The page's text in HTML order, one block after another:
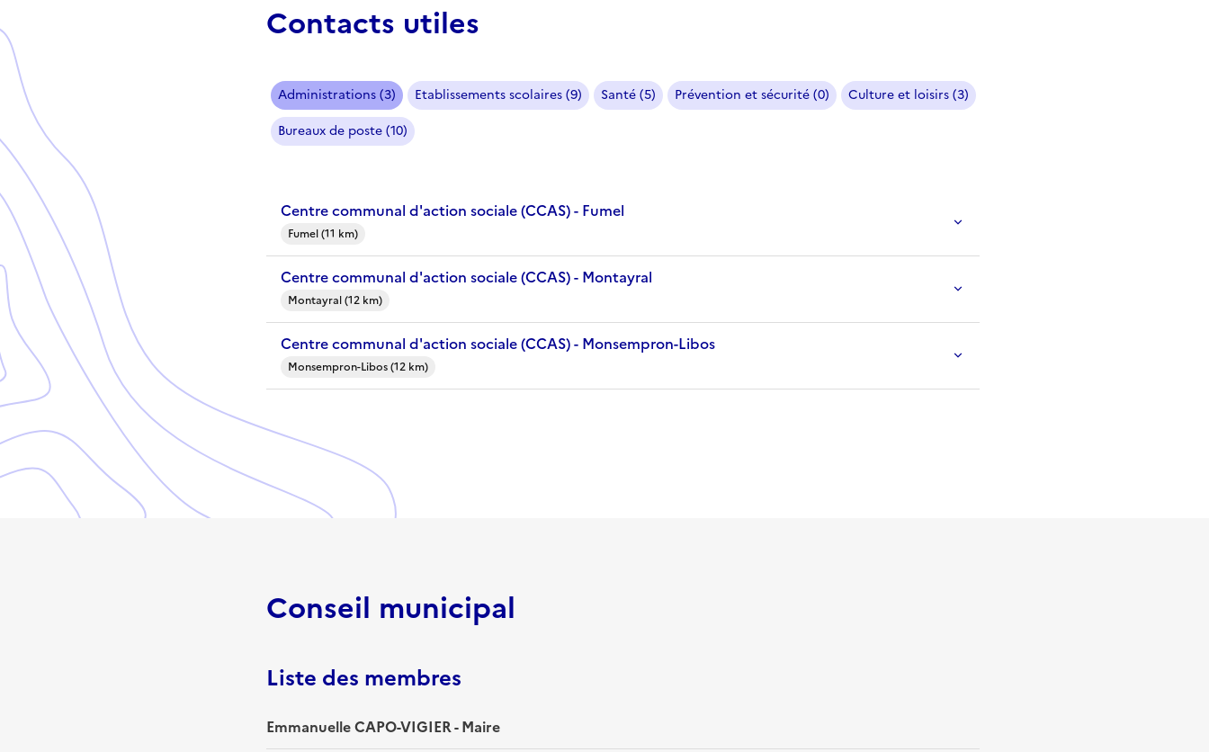
Contacts utiles
Administrations (3) Etablissements scolaires (9) Santé (5) Prévention et sécurité (0)
Culture et loisirs (3)
Bureaux de poste (10)
Centre communal d'action sociale (CCAS) - Fumel
Fumel (11 km)
Centre communal d'action sociale (CCAS) - Montayral
Montayral (12 km)
Centre communal d'action sociale (CCAS) - Monsempron-Libos
Monsempron-Libos (12 km)
Conseil municipal
Liste des membres
Emmanuelle CAPO-VIGIER - Maire